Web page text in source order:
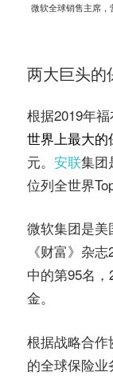
微软全球销售主席，
两大巨头的
根据2019年福
世界上最大的
元。 安联集团
位列全世界
微软集团是
《财富》杂
中的第95名
金。
根据战略合作
的全球保险